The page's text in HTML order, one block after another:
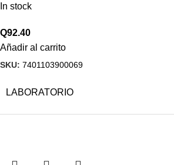
In stock
Q92.40
Añadir al carrito
SKU: 7401103900069
LABORATORIO